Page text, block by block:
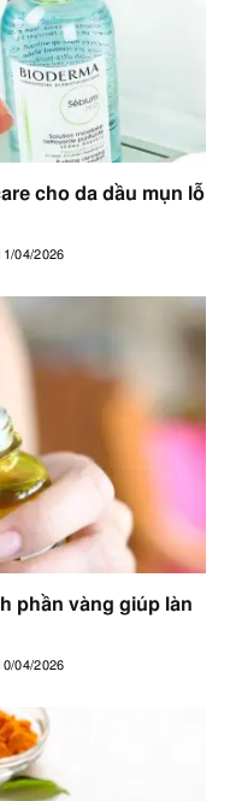
cho da dầu mụn lỗ
04/2026
phần vàng giúp làn
04/2026